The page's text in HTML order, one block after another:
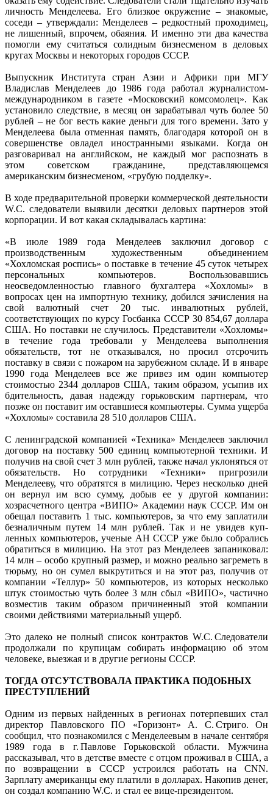
личность Менделеева. Его близкое окружение – знакомые,
соседи – утверждали: Менделеев – редкостный проходимец,
не лишенный, впрочем, обаяния. И именно эти два качества
помогли ему считаться солидным бизнесменом в деловых
кругах Москвы и некоторых городов СССР.
Выпускник Института стран Азии и Африки при МГУ
Владислав Менделеев до 1986 года работал журналистом-
международником в газете «Московский комсомолец». Как
установило следствие, в месяц он зарабатывал чуть более 50
руб­лей – не бог весть какие деньги для того времени. Зато у
Менделеева была отменная память, благодаря которой он в
совершенстве овладел иностранными языками. Когда он
разговаривал на английском, не каждый мог распознать в
этом советском гражданине, представляющемся
американским бизнесменом, «грубую подделку».
В ходе предварительной проверки коммерческой деятельности
W.C. следователи выявили десятки деловых партнеров этой
корпорации. И вот какая складывалась картина:
«В июле 1989 года Менделеев заключил договор с
производственным художественным объединением
«Хохломская роспись» о поставке в течение 45 суток четырех
персональных компьютеров. Воспользовавшись
неосведомленностью главного бухгалтера «Хохломы» в
вопросах цен на импортную технику, добился зачисления на
свой валютный счет 20 тыс. инвалютных рублей,
соответствующих по курсу Госбанка СССР 30 854,67 доллара
США. Но поставки не случилось. Представители «Хохломы»
в течение года требовали у Менделеева выполнения
обязательств, тот не отказывался, но просил отсрочить
поставку в связи с пожаром на зарубежном складе. И в январе
1990 года Менделеев все же привез им один компьютер
стоимостью 2344 долларов США, таким образом, усыпив их
бдительность, давая надежду горьковским партнерам, что
позже он поставит им оставшиеся компьютеры. Сумма ущерба
«Хохломы» составила 28 510 долларов США.
С ленинградской компанией «Техника» Менделеев заключил
договор на поставку 500 единиц компьютерной техники. И
получив на свой счет 3 млн рублей, также начал уклоняться от
обязательств. Но сотрудники «Техники» пригрозили
Менделееву, что обратятся в милицию. Через несколько дней
он вернул им всю сумму, добыв ее у другой компании:
хозрасчетного центра «ВИПО» Академии наук СССР. Им он
обещал поставить 1 тыс. компьютеров, за что ему заплатили
безналичным путем 14 млн рублей. Так и не увидев куп­
ленных компьютеров, ученые АН СССР уже было собрались
обратиться в милицию. На этот раз Менделеев запаниковал:
14 млн – особо крупный размер, и можно реально загреметь в
тюрьму, но он сумел выкрутиться и на этот раз, получив от
компании «Теллур» 50 компьютеров, из которых несколько
штук стоимостью чуть более 3 млн сбыл «ВИПО», частично
возместив таким образом причиненный этой компании
своими действиями материальный ущерб.
Это далеко не полный список контрактов W.C. Следователи
продолжали по крупицам собирать информацию об этом
человеке, выезжая и в другие регионы СССР.
ТОГДА ОТСУТСТВОВАЛА ПРАКТИКА ПОДОБНЫХ
ПРЕСТУПЛЕНИЙ
Одним из первых найденных в регионах потерпевших стал
директор Павловского ПО «Горизонт» А. С. Стриго. Он
сообщил, что познакомился с Менделеевым в начале сентября
1989 года в г. Павлове Горьковской области. Мужчина
рассказывал, что в детстве вместе с отцом проживал в США, а
по возвращении в СССР устроился работать на CNN.
Зарплату американцы ему платили в долларах. Накопив денег,
он создал компанию W.C. и стал ее вице-президентом.